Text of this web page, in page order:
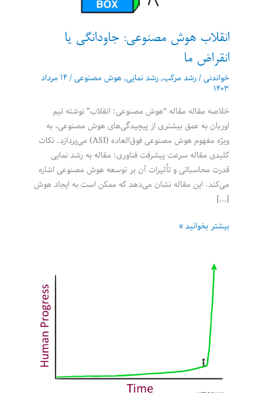
انقلاب هوش مصنوعی: جاودانگی یا
انقراض ما
خواندنی/رشد مرکب,رشد نمایی,هوش مصنوعی/ ۱۴ مرداد
۱۴۰۳
خلاصه مقاله مقاله “هوش مصنوعی: انقلاب” نوشته تیم
اوربان به عمق بیشتری از پیچیدگی‌های هوش مصنوعی، به
ویژه مفهوم هوش مصنوعی فوق‌العاده (ASI) می‌پردازد. نکات
کلیدی مقاله سرعت پیشرفت فناوری: مقاله به رشد نمایی
قدرت محاسباتی و تأثیرات آن بر توسعه هوش مصنوعی اشاره
می‌کند. این مقاله نشان می‌دهد که ممکن است به ایجاد هوش
[…]
انقلاب
جاودانگی
انقراض
بیشتر بخوانید »